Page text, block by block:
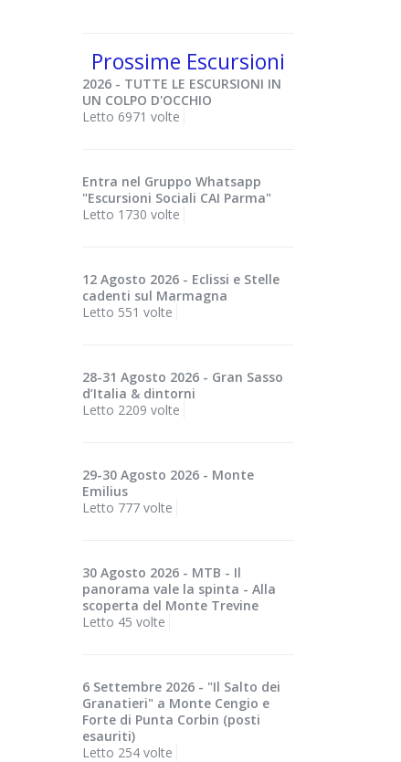
Prossime Escursioni
2026 - TUTTE LE ESCURSIONI IN
UN COLPO D'OCCHIO
Letto 6971 volte
Entra nel Gruppo Whatsapp
"Escursioni Sociali CAI Parma"
Letto 1730 volte
12 Agosto 2026 - Eclissi e Stelle
cadenti sul Marmagna
Letto 551 volte
28-31 Agosto 2026 - Gran Sasso
d’Italia & dintorni
Letto 2209 volte
29-30 Agosto 2026 - Monte
Emilius
Letto 777 volte
30 Agosto 2026 - MTB - Il
panorama vale la spinta - Alla
scoperta del Monte Trevine
Letto 45 volte
6 Settembre 2026 - "Il Salto dei
Granatieri" a Monte Cengio e
Forte di Punta Corbin (posti
esauriti)
Letto 254 volte